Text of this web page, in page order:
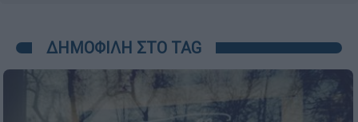
ΔΗΜΟΦΙΛΗ ΣΤΟ TAG